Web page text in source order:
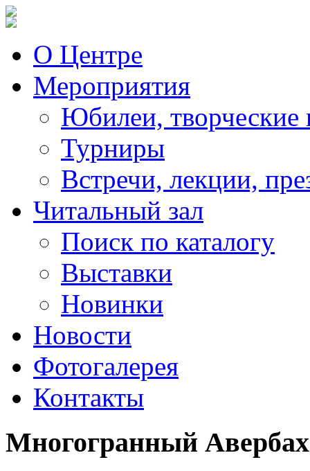
О Центре
Мероприятия
Юбилеи, творческие
Турниры
Встречи, лекции,
Читальный зал
Поиск по каталогу
Выставки
Новинки
Новости
Фотогалерея
Контакты
Многогранный Авербах